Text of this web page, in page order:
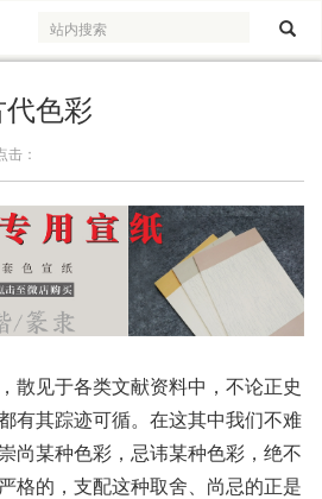
色彩
：
见于各类文献资料中，不论正史
有其踪迹可循。在这其中我们不难
尚某种色彩，忌讳某种色彩，绝不
格的，支配这种取舍、尚忌的正是